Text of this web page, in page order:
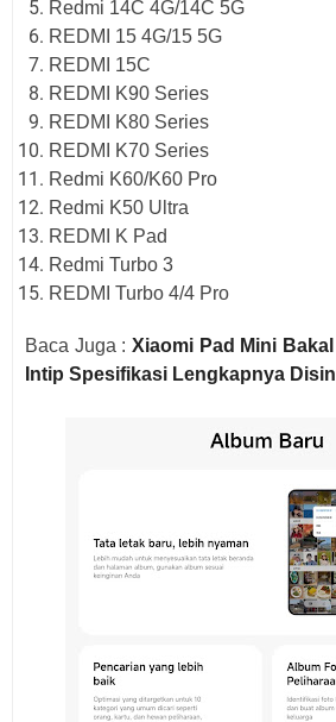
Redmi 14C 4G/14C 5G
REDMI 15 4G/15 5G
REDMI 15C
REDMI K90 Series
REDMI K80 Series
REDMI K70 Series
Redmi K60/K60 Pro
Redmi K50 Ultra
REDMI K Pad
Redmi Turbo 3
REDMI Turbo 4/4 Pro
Baca Juga : Xiaomi Pad Mini
Intip Spesifikasi Lengkapnya